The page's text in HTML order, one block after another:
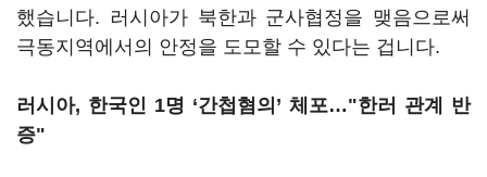
했습니다. 러시아가 북한과 군사협정을 맺음으로써
극동지역에서의 안정을 도모할 수 있다는 겁니다.
러시아, 한국인 1명 ‘간첩혐의’ 체포…"한러 관계 반
증"